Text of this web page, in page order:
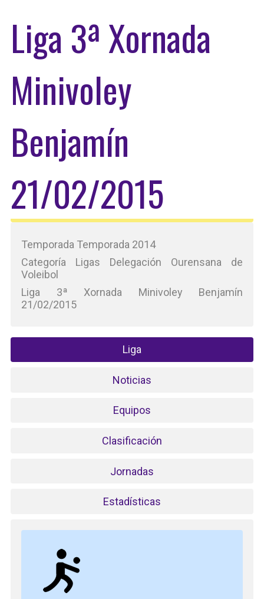
Liga 3ª Xornada
Minivoley
Benjamín
21/02/2015
Temporada Temporada 2014
Categoría Ligas Delegación Ourensana de
Voleibol
Liga 3ª Xornada Minivoley Benjamín
21/02/2015
Liga
Noticias
Equipos
Clasificación
Jornadas
Estadísticas